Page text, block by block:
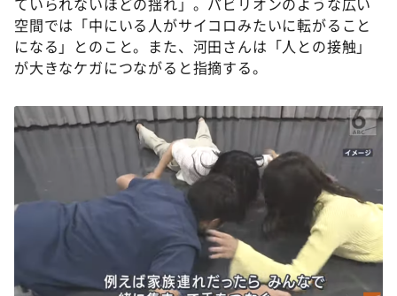
空間では「中にいる人がサイコロみたいに転がること
になる」とのこと。また、河田さんは「人との接触」
が大きなケガにつながると指摘する。